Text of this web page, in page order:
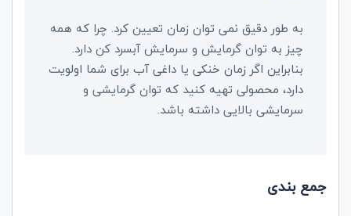
به طور دقیق نمی توان زمان تعیین کرد. چرا که همه
چیز به توان گرمایش و سرمایش آبسرد کن دارد.
بنابراین اگر زمان خنکی یا داغی آب برای شما اولویت
دارد، محصولی تهیه کنید که توان گرمایشی و
سرمایشی بالایی داشته باشد.
جمع بندی